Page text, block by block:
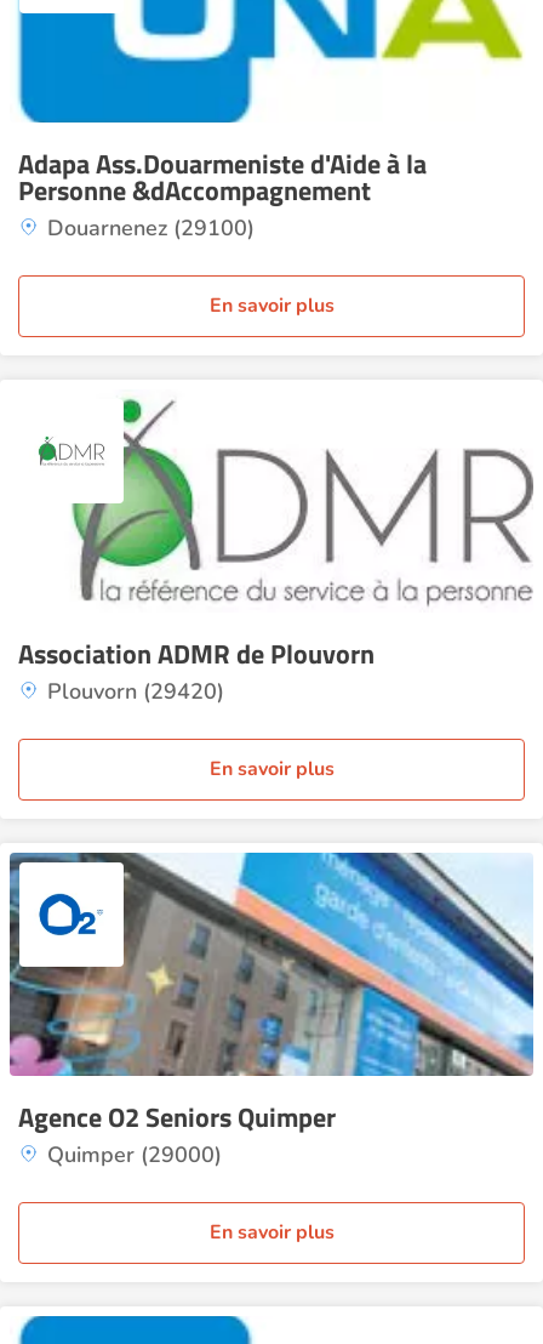
Adapa Ass.Douarmeniste d'Aide à la
Personne &dAccompagnement
Douarnenez (29100)
En savoir plus
Association ADMR de Plouvorn
Plouvorn (29420)
En savoir plus
Agence O2 Seniors Quimper
Quimper (29000)
En savoir plus